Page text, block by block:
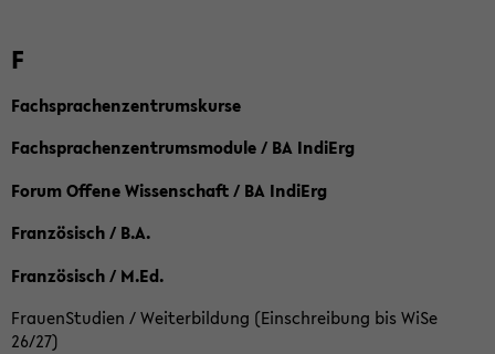
F
Fachsprachenzentrumskurse
Fachsprachenzentrumsmodule / BA IndiErg
Forum Offene Wissenschaft / BA IndiErg
Französisch / B.A.
Französisch / M.Ed.
FrauenStudien / Weiterbildung (Einschreibung bis WiSe
26/27)